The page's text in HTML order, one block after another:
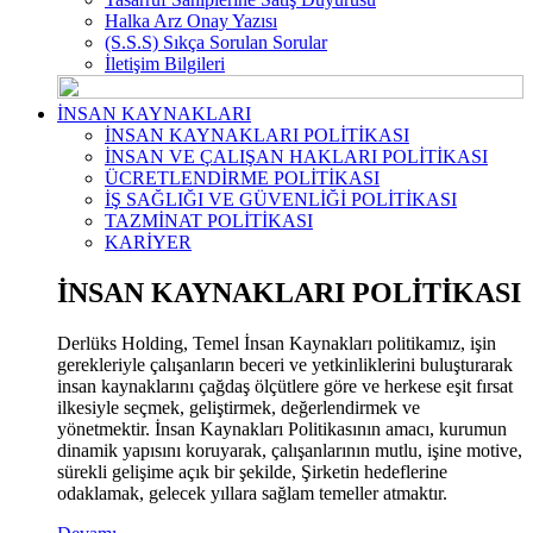
Halka Arz Onay Yazısı
(S.S.S) Sıkça Sorulan Sorular
İletişim Bilgileri
İNSAN KAYNAKLARI
İNSAN KAYNAKLARI POLİTİKASI
İNSAN VE ÇALIŞAN HAKLARI POLİTİKASI
ÜCRETLENDİRME POLİTİKASI
İŞ SAĞLIĞI VE GÜVENLİĞİ POLİTİKASI
TAZMİNAT POLİTİKASI
KARİYER
İNSAN KAYNAKLARI POLİTİKASI
Derlüks Holding, Temel İnsan Kaynakları politikamız, işin
gerekleriyle çalışanların beceri ve yetkinliklerini buluşturarak
insan kaynaklarını çağdaş ölçütlere göre ve herkese eşit fırsat
ilkesiyle seçmek, geliştirmek, değerlendirmek ve
yönetmektir. İnsan Kaynakları Politikasının amacı, kurumun
dinamik yapısını koruyarak, çalışanlarının mutlu, işine motive,
sürekli gelişime açık bir şekilde, Şirketin hedeflerine
odaklamak, gelecek yıllara sağlam temeller atmaktır.